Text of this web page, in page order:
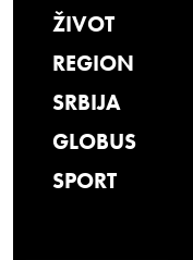
ŽIVOT
REGION
SRBIJA
GLOBUS
SPORT